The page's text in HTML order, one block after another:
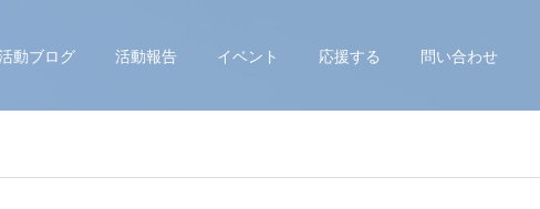
動ブログ 活動報告 イベント 応援する 問い合わせ